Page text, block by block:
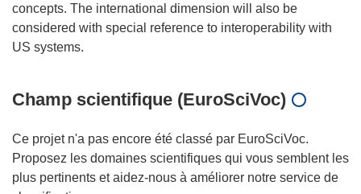
concepts. The international dimension will also be
considered with special reference to interoperability with
Champ scientifique (EuroSciVoc)
Ce projet n'a pas encore été classé par EuroSciVoc.
Proposez les domaines scientifiques qui vous semblent les
plus pertinents et aidez-nous à améliorer notre service de